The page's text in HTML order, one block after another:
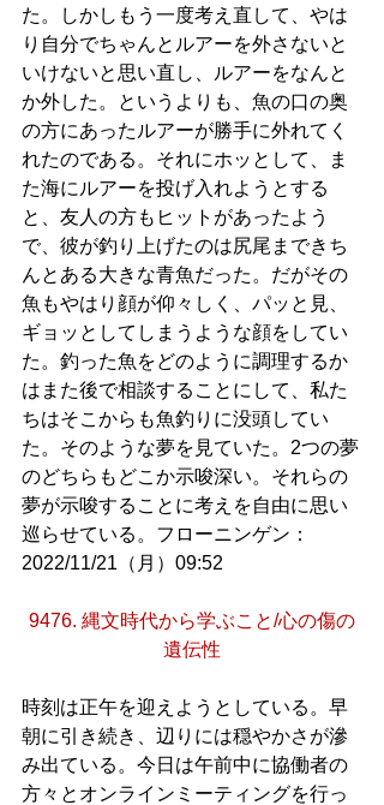
た。しかしもう一度考え直して、やは
り自分でちゃんとルアーを外さないと
いけないと思い直し、ルアーをなんと
か外した。というよりも、魚の口の奥
の方にあったルアーが勝手に外れてく
れたのである。それにホッとして、ま
た海にルアーを投げ入れようとする
と、友人の方もヒットがあったよう
で、彼が釣り上げたのは尻尾まできち
んとある大きな青魚だった。だがその
魚もやはり顔が仰々しく、パッと見、
ギョッとしてしまうような顔をしてい
た。釣った魚をどのように調理するか
はまた後で相談することにして、私た
ちはそこからも魚釣りに没頭してい
た。そのような夢を見ていた。2つの夢
のどちらもどこか示唆深い。それらの
夢が示唆することに考えを自由に思い
巡らせている。フローニンゲン：
2022/11/21（月）09:52
9476. 縄文時代から学ぶこと/心の傷の
遺伝性
時刻は正午を迎えようとしている。早
朝に引き続き、辺りには穏やかさが滲
み出ている。今日は午前中に協働者の
方々とオンラインミーティングを行っ